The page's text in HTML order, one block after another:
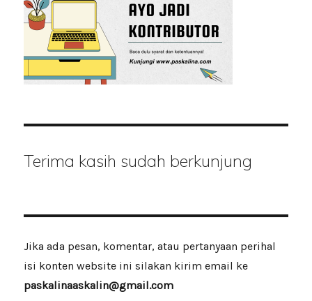
Terima kasih sudah berkunjung
Jika ada pesan, komentar, atau pertanyaan perihal
isi konten website ini silakan kirim email ke
paskalinaaskalin@gmail.com